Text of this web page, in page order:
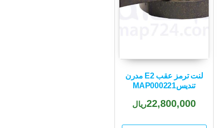
لنت ترمز عقب E2 مدرن
تندیسMAP000221
22,800,000ریال